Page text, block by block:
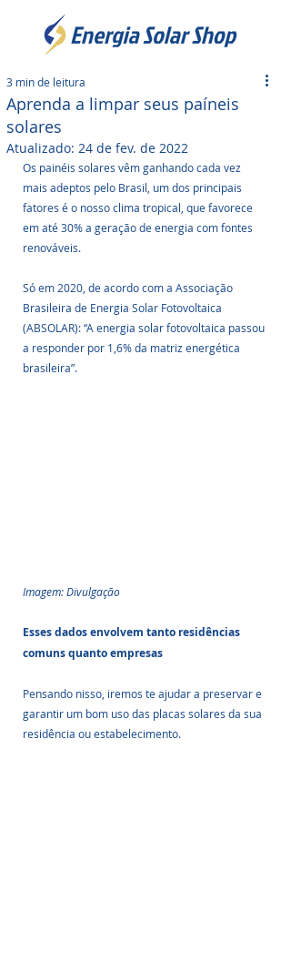
Aprenda a limpar seus paíneis
solares
3 min de leitura
Atualizado: 24 de fev. de 2022
Os painéis solares vêm ganhando cada vez
mais adeptos pelo Brasil, um dos principais
fatores é o nosso clima tropical, que favorece
em até 30% a geração de energia com fontes
renováveis.
Só em 2020, de acordo com a Associação
Brasileira de Energia Solar Fotovoltaica
(ABSOLAR): “A energia solar fotovoltaica passou
a responder por 1,6% da matriz energética
brasileira”.
Imagem: Divulgação
Esses dados envolvem tanto residências
comuns quanto empresas
Pensando nisso, iremos te ajudar a preservar e
garantir um bom uso das placas solares da sua
residência ou estabelecimento.